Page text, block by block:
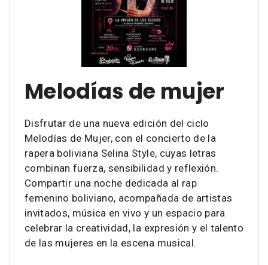
Melodías de mujer
Disfrutar de una nueva edición del ciclo
Melodías de Mujer, con el concierto de la
rapera boliviana Selina Style, cuyas letras
combinan fuerza, sensibilidad y reflexión.
Compartir una noche dedicada al rap
femenino boliviano, acompañada de artistas
invitados, música en vivo y un espacio para
celebrar la creatividad, la expresión y el talento
de las mujeres en la escena musical.